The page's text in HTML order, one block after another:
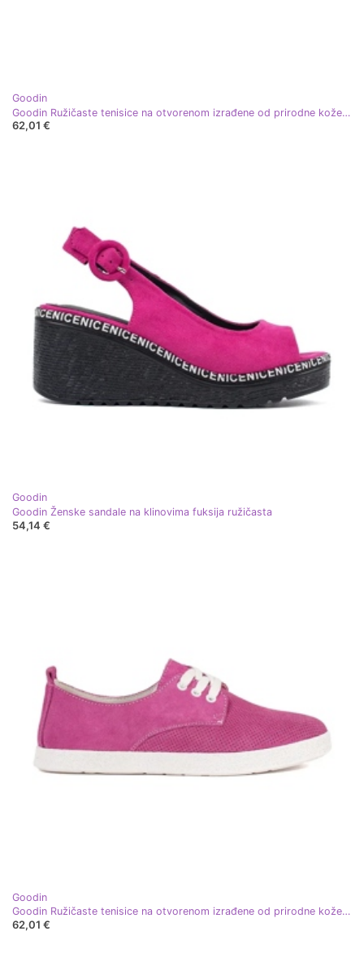
Goodin
Goodin Ružičaste tenisice na otvorenom izrađene od prirodne kože ružičasta
62,01 €
Goodin
Goodin Ženske sandale na klinovima fuksija ružičasta
54,14 €
Goodin
Goodin Ružičaste tenisice na otvorenom izrađene od prirodne kože ružičasta
62,01 €